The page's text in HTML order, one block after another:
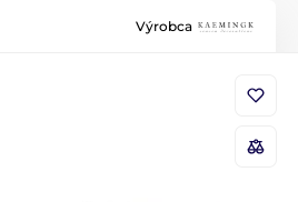
Výrobca